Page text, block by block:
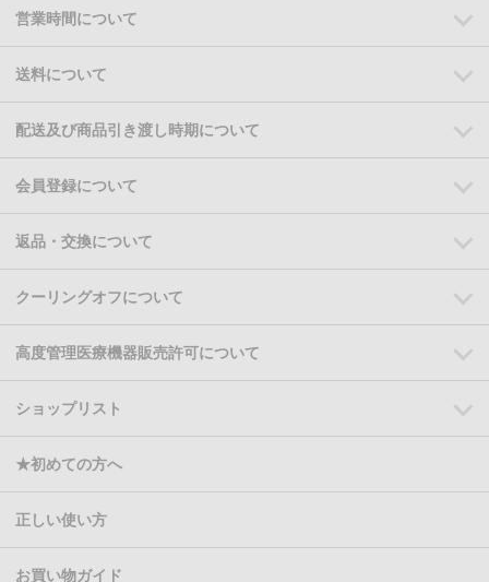
営業時間について
送料について
配送及び商品引き渡し時期について
会員登録について
返品・交換について
クーリングオフについて
高度管理医療機器販売許可について
ショップリスト
★初めての方へ
正しい使い方
お買い物ガイド